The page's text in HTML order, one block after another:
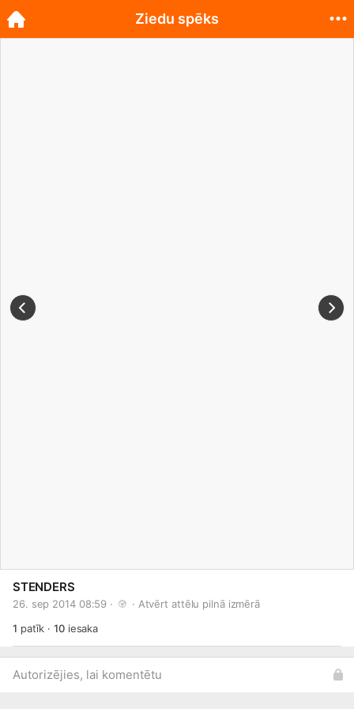
STENDERS
26. sep 2014 08:59 · · Atvērt attēlu pilnā izmērā
1 patīk ·10iesaka
Autorizējies, lai komentētu
Ziedu spēks